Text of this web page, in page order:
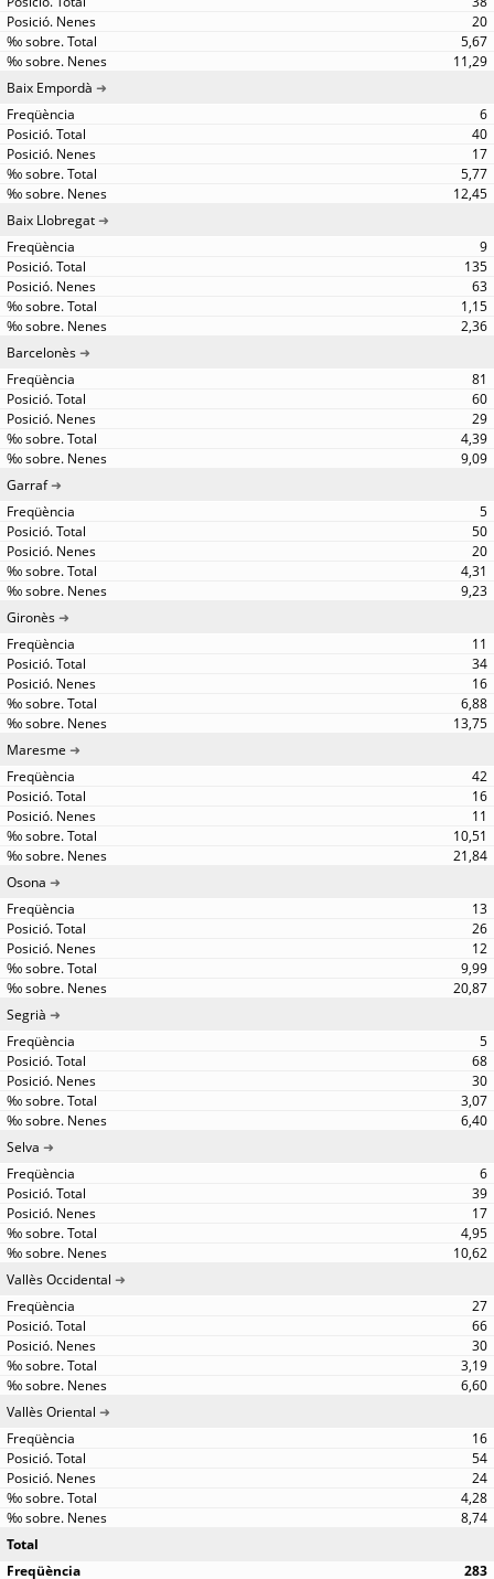
20
5,67
11,29
Baix Empordà
6
40
17
5,77
12,45
Baix Llobregat
9
135
63
1,15
2,36
Barcelonès
81
60
29
4,39
9,09
Garraf
5
50
20
4,31
9,23
Gironès
11
34
16
6,88
13,75
Maresme
42
16
11
10,51
21,84
Osona
13
26
12
9,99
20,87
Segrià
5
68
30
3,07
6,40
Selva
6
39
17
4,95
10,62
Vallès Occidental
27
66
30
3,19
6,60
Vallès Oriental
16
54
24
4,28
8,74
Total
283